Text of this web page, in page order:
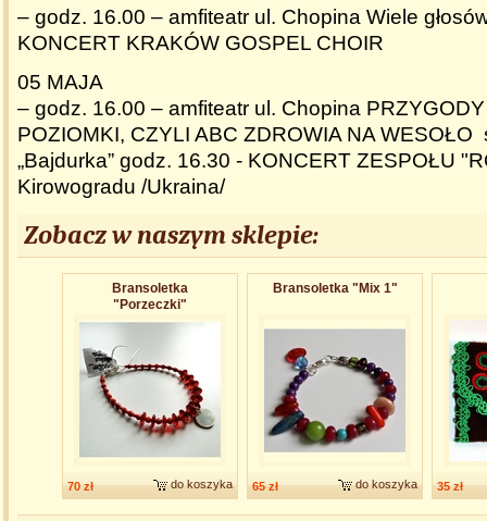
– godz. 16.00 – amfiteatr ul. Chopina Wiele
KONCERT KRAKÓW GOSPEL CHOIR
05 MAJA
– godz. 16.00 – amfiteatr ul. Chopina
POZIOMKI, CZYLI ABC ZDROWIA NA WESOŁO
„Bajdurka” godz. 16.30 - KONCERT ZESPOŁU
Kirowogradu /Ukraina/
Zobacz w naszym sklepie:
Bransoletk​a
"Porzeczki"
70 zł do koszyka
Bransoletka "Mix 1"
65 zł do koszyka 35 zł